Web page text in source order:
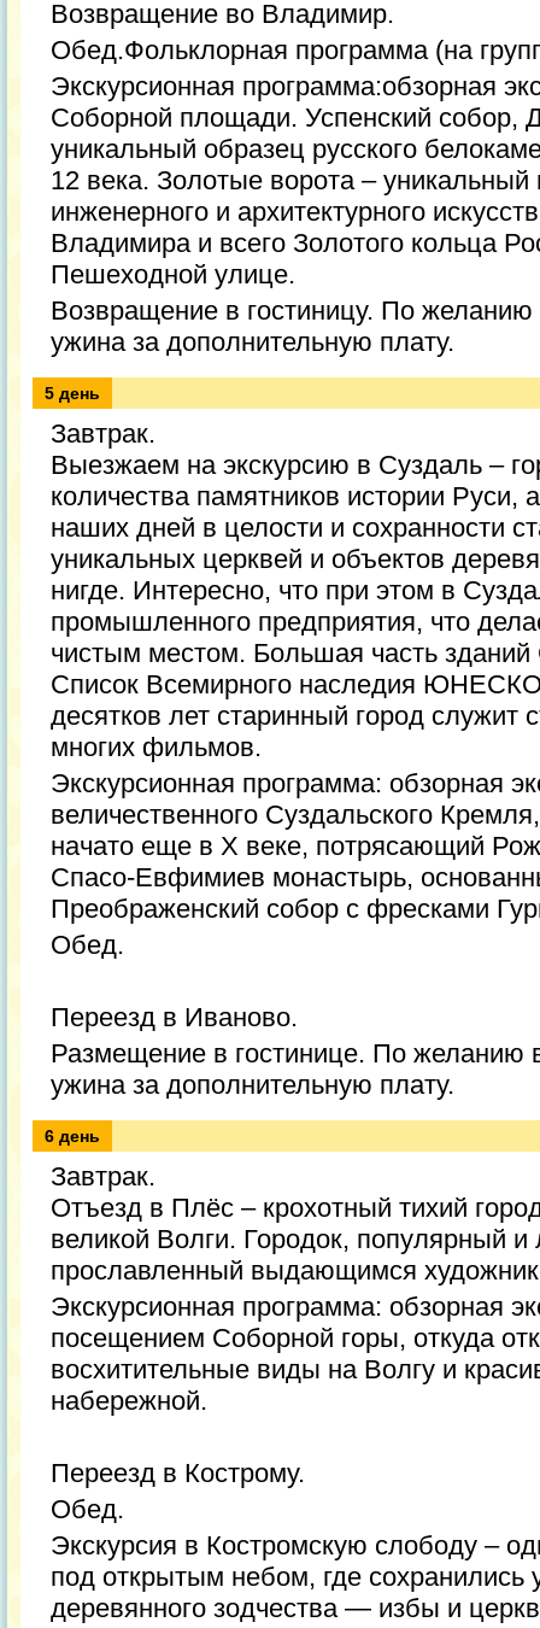
Возвращение во Владимир.
Обед.Фольклорная программа (на
Экскурсионная программа:обзорная
Соборной площади. Успенский собор,
уникальный образец русского
12 века. Золотые ворота – уникальный
инженерного и архитектурного
Владимира и всего Золотого кольца
Пешеходной улице.
Возвращение в гостиницу. По
ужина за дополнительную плату.
5 день
Завтрак.
Выезжаем на экскурсию в Суздаль –
количества памятников истории
наших дней в целости и сохранности
уникальных церквей и объектов
нигде. Интересно, что при этом в
промышленного предприятия, что
чистым местом. Большая часть
Список Всемирного наследия
десятков лет старинный город
многих фильмов.
Экскурсионная программа: обзорная
величественного Суздальского
начато еще в X веке, потрясающий
Спасо-Евфимиев монастырь,
Преображенский собор с фресками
Обед.
Переезд в Иваново.
Размещение в гостинице. По желанию
ужина за дополнительную плату.
6 день
Завтрак.
Отъезд в Плёс – крохотный тихий
великой Волги. Городок, популярный
прославленный выдающимся
Экскурсионная программа: обзорная
посещением Соборной горы, откуда
восхитительные виды на Волгу и
набережной.
Переезд в Кострому.
Обед.
Экскурсия в Костромскую слободу –
под открытым небом, где сохранились
деревянного зодчества — избы и